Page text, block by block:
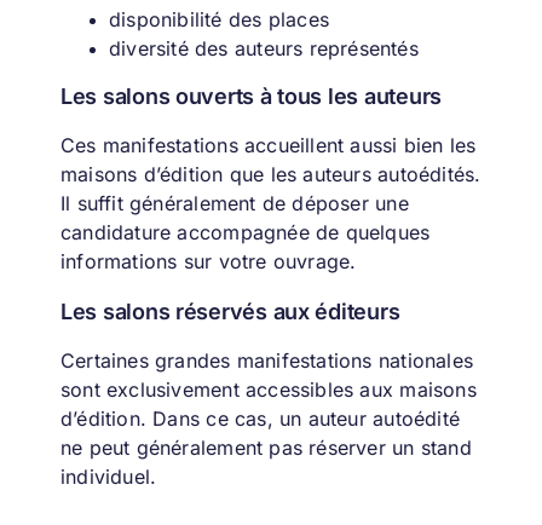
disponibilité des places
diversité des auteurs représentés
Les salons ouverts à tous les auteurs
Ces manifestations accueillent aussi bien les
maisons d’édition que les auteurs autoédités.
Il suffit généralement de déposer une
candidature accompagnée de quelques
informations sur votre ouvrage.
Les salons réservés aux éditeurs
Certaines grandes manifestations nationales
sont exclusivement accessibles aux maisons
d’édition. Dans ce cas, un auteur autoédité
ne peut généralement pas réserver un stand
individuel.